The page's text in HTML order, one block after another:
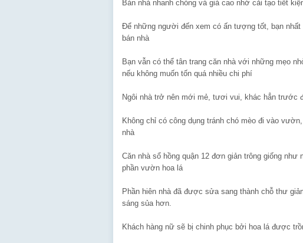
Bán nhà nhanh chóng và giá cao nhờ cải tạo tiết
Để những người đến xem có ấn tượng tốt, bạn
bán nhà
Bạn vẫn có thể tân trang căn nhà với những mẹo
nếu không muốn tốn quá nhiều chi phí
Ngôi nhà trở nên mới mẻ, tươi vui, khác hẳn trước
Không chỉ có công dụng tránh chó mèo đi vào
nhà
Căn nhà sổ hồng quận 12 đơn giản trông giống
phần vườn hoa lá
Phần hiên nhà đã được sửa sang thành chỗ thư
sáng sủa hơn.
Khách hàng nữ sẽ bị chinh phục bởi hoa lá được